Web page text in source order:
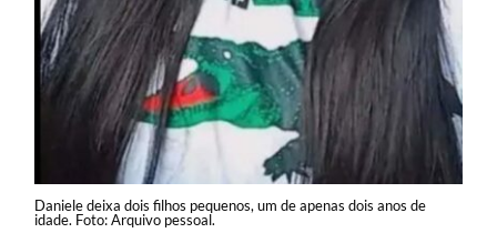
Daniele deixa dois filhos pequenos, um de apenas dois anos de
idade. Foto: Arquivo pessoal.